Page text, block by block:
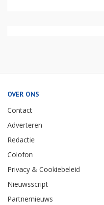
OVER ONS
Contact
Adverteren
Redactie
Colofon
Privacy & Cookiebeleid
Nieuwsscript
Partnernieuws